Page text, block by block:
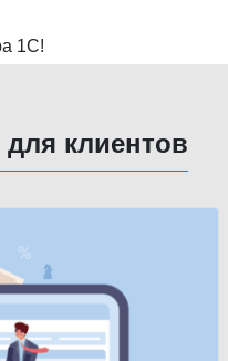
1С!
клиентов